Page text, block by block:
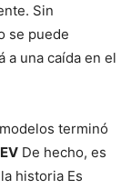
Sin
se puede
a una caída en el
terminó
De hecho, es
historia Es